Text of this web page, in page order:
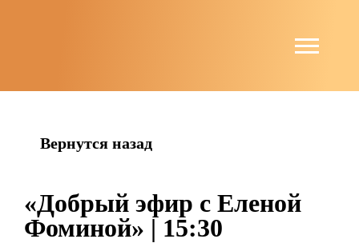
Вернутся назад
«Добрый эфир с Еленой
Фоминой» | 15:30